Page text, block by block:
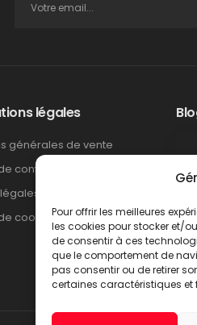
Pour offrir les meilleures
les cookies pour stocker et/
de consentir à ces
que le comportement de
pas consentir ou de retirer
certaines caractéristiques et
légales
générales de vente
confidentialité
cookies